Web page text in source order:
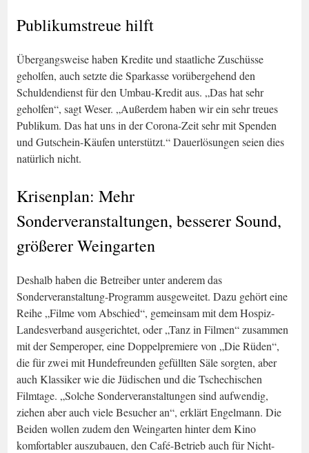
Publikumstreue hilft
Übergangsweise haben Kredite und staatliche Zuschüsse
geholfen, auch setzte die Sparkasse vorübergehend den
Schuldendienst für den Umbau-Kredit aus. „Das hat sehr
geholfen“, sagt Weser. „Außerdem haben wir ein sehr treues
Publikum. Das hat uns in der Corona-Zeit sehr mit Spenden
und Gutschein-Käufen unterstützt.“ Dauerlösungen seien dies
natürlich nicht.
Krisenplan: Mehr
Sonderveranstaltungen, besserer Sound,
größerer Weingarten
Deshalb haben die Betreiber unter anderem das
Sonderveranstaltung-Programm ausgeweitet. Dazu gehört eine
Reihe „Filme vom Abschied“, gemeinsam mit dem Hospiz-
Landesverband ausgerichtet, oder „Tanz in Filmen“ zusammen
mit der Semperoper, eine Doppelpremiere von „Die Rüden“,
die für zwei mit Hundefreunden gefüllten Säle sorgten, aber
auch Klassiker wie die Jüdischen und die Tschechischen
Filmtage. „Solche Sonderveranstaltungen sind aufwendig,
ziehen aber auch viele Besucher an“, erklärt Engelmann. Die
Beiden wollen zudem den Weingarten hinter dem Kino
komfortabler auszubauen, den Café-Betrieb auch für Nicht-